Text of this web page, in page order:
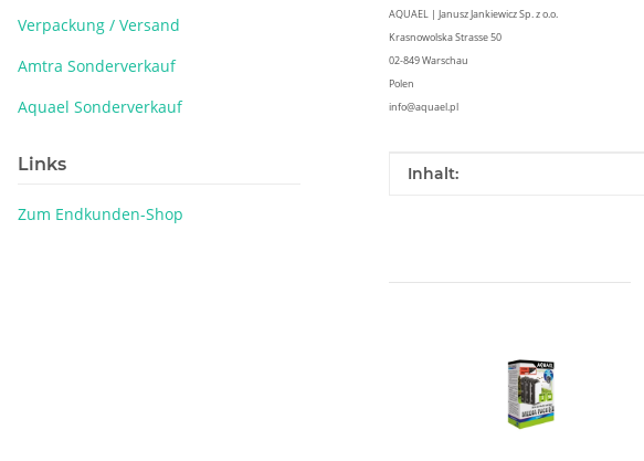
AQUAEL | Janusz Jankiewicz Sp. z o.o.
Krasnowolska Strasse 50
02-849 Warschau
Polen
info@aquael.pl
Produkteigenschaft
Wert
Inhalt:
Verpackung / Versand
Amtra Sonderverkauf
Aquael Sonderverkauf
Links
Zum Endkunden-Shop